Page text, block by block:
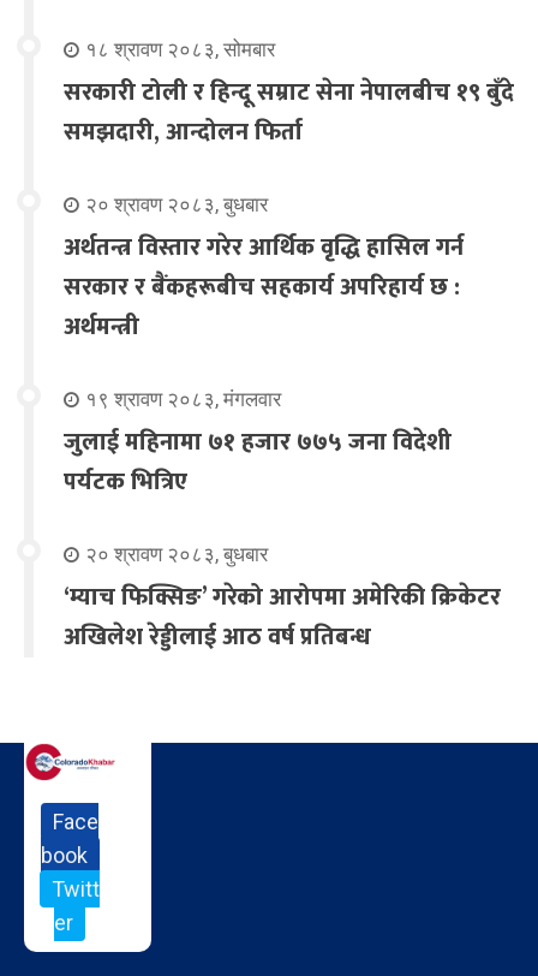
१८ श्रावण २०८३, सोमबार
सरकारी टोली र हिन्दू सम्राट सेना नेपालबीच १९ बुँदे
समझदारी, आन्दोलन फिर्ता
२० श्रावण २०८३, बुधबार
अर्थतन्त्र विस्तार गरेर आर्थिक वृद्धि हासिल गर्न
सरकार र बैंकहरूबीच सहकार्य अपरिहार्य छ :
अर्थमन्त्री
१९ श्रावण २०८३, मंगलवार
जुलाई महिनामा ७१ हजार ७७५ जना विदेशी
पर्यटक भित्रिए
२० श्रावण २०८३, बुधबार
‘म्याच फिक्सिङ’ गरेको आरोपमा अमेरिकी क्रिकेटर
अखिलेश रेड्डीलाई आठ वर्ष प्रतिबन्ध
Face
book
Twitt
er